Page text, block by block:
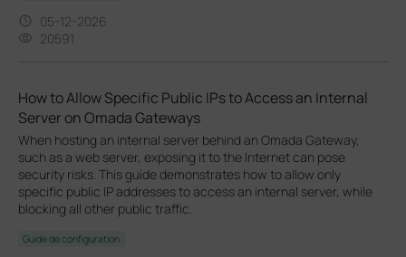
05-12-2026
20591
How to Allow Specific Public IPs to Access an Internal
Server on Omada Gateways
When hosting an internal server behind an Omada Gateway,
such as a web server, exposing it to the Internet can pose
security risks. This guide demonstrates how to allow only
specific public IP addresses to access an internal server, while
blocking all other public traffic.
Guide de configuration